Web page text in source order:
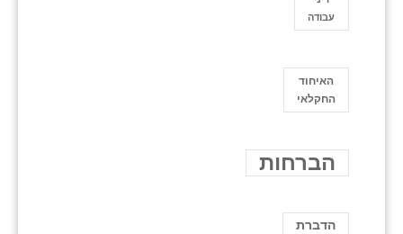
עבודה
האיחוד
החקלאי
הברחות
הדברת